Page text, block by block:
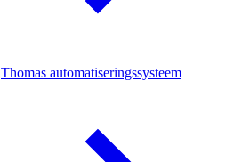
Thomas automatiseringssysteem